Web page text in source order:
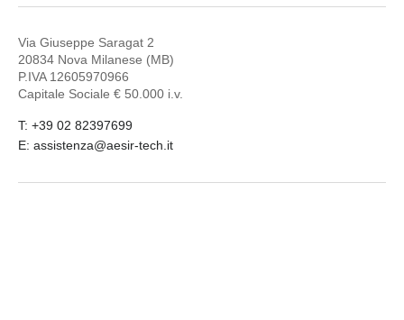
Via Giuseppe Saragat 2
20834 Nova Milanese (MB)
P.IVA 12605970966
Capitale Sociale € 50.000 i.v.
T: +39 02 82397699
E: assistenza@aesir-tech.it